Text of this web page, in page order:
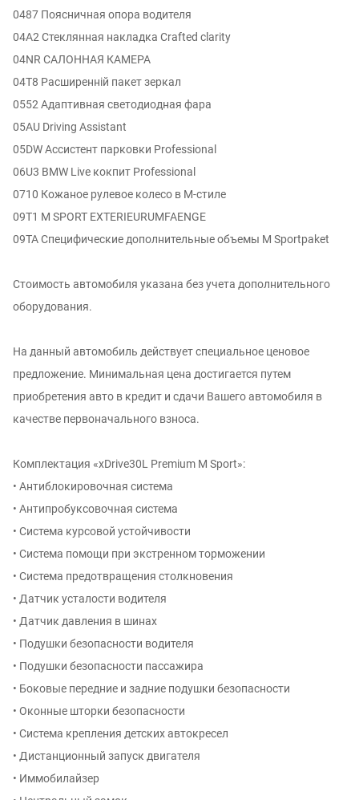
0487 Поясничная опора водителя
04A2 Стеклянная накладка Crafted clarity
04NR САЛОННАЯ КАМЕРА
04T8 Расширенній пакет зеркал
0552 Адаптивная светодиодная фара
05AU Driving Assistant
05DW Ассистент парковки Professional
06U3 BMW Live кокпит Professional
0710 Кожаное рулевое колесо в M-стиле
09T1 M SPORT EXTERIEURUMFAENGE
09TA Специфические дополнительные объемы M Sportpaket
Стоимость автомобиля указана без учета дополнительного
оборудования.
На данный автомобиль действует специальное ценовое
предложение. Минимальная цена достигается путем
приобретения авто в кредит и сдачи Вашего автомобиля в
качестве первоначального взноса.
Комплектация «xDrive30L Premium M Sport»:
• Антиблокировочная система
• Антипробуксовочная система
• Система курсовой устойчивости
• Система помощи при экстренном торможении
• Система предотвращения столкновения
• Датчик усталости водителя
• Датчик давления в шинах
• Подушки безопасности водителя
• Подушки безопасности пассажира
• Боковые передние и задние подушки безопасности
• Оконные шторки безопасности
• Система крепления детских автокресел
• Дистанционный запуск двигателя
• Иммобилайзер